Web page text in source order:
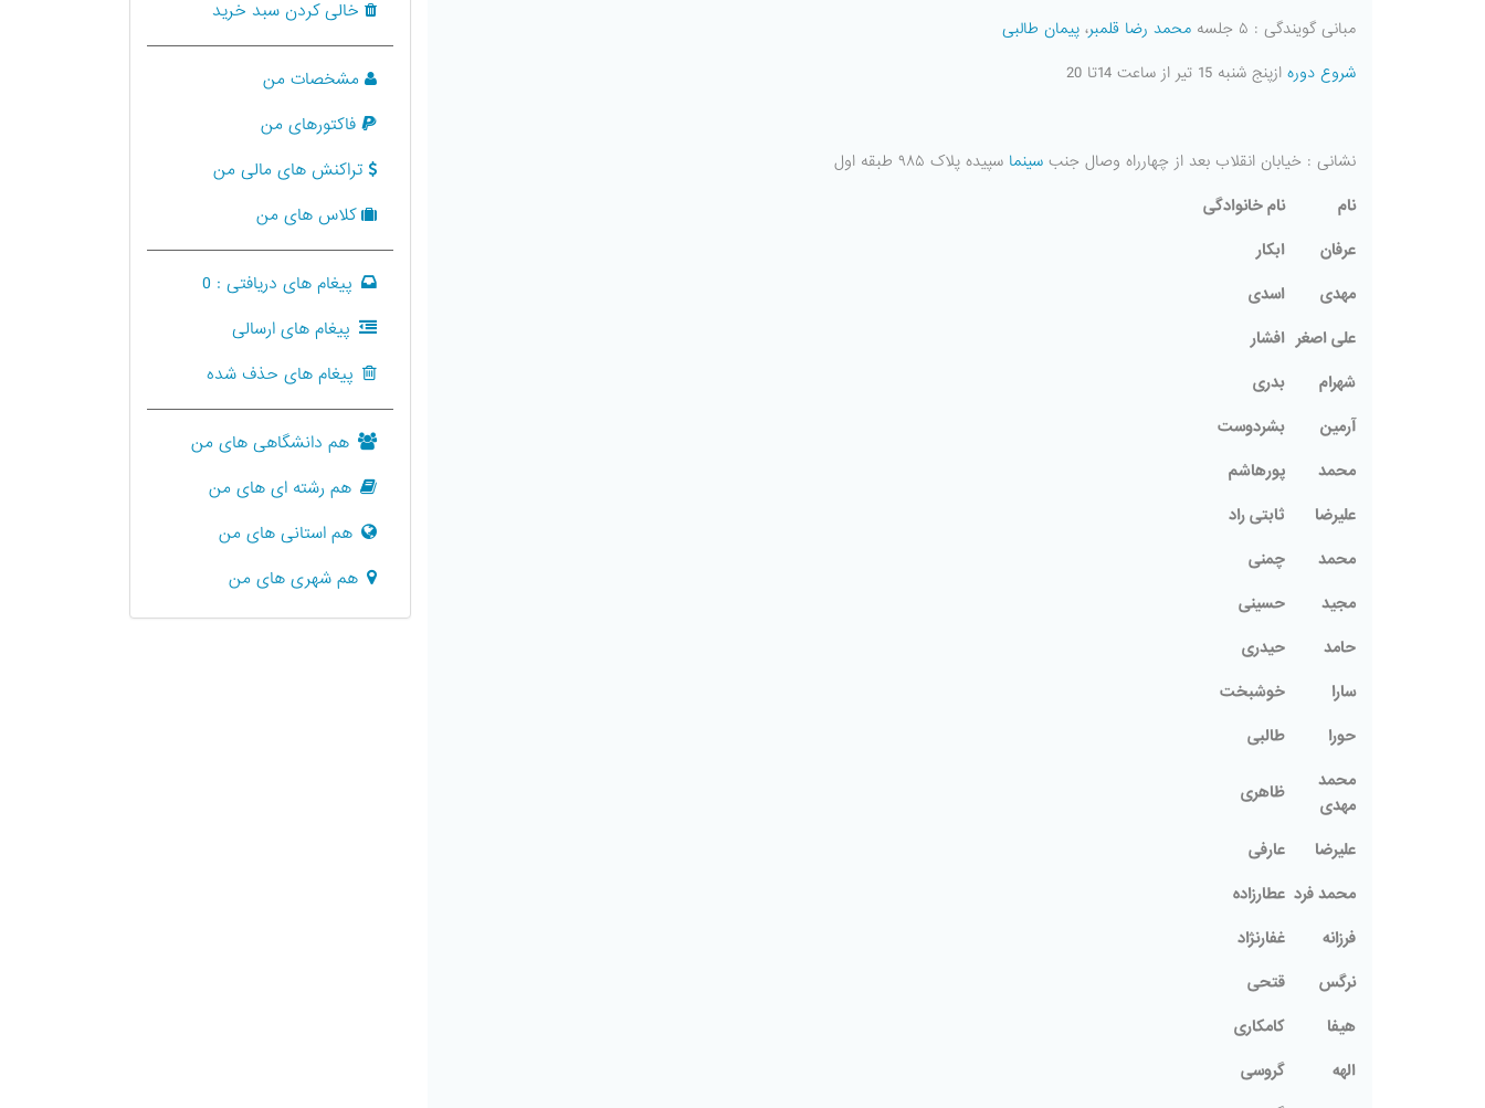
مبانی گویندگی : ۵ جلسه
محمد رضا قلمبر، پیمان طالبی
شروع دوره ازپنج شنبه 15 تیر از ساعت 14تا 20
نشانی : خیابان انقلاب بعد از چهارراه وصال جنب سینما سپیده پلاک ۹۸۵ طبقه اول
نام
نام خانوادگی
عرفان
ابکار
مهدی
اسدی
علی اصغر افشار
شهرام
بدری
آرمین
بشردوست
محمد
پورهاشم
علیرضا
ثابتی راد
محمد
چمنی
مجید
حسینی
حامد
حيدرى
سارا
خوشبخت
حورا
طالبی
محمد
مهدی
ظاهری
علیرضا
عارفی
محمد فرد عطارزاده
فرزانه
غفارنژاد
نرگس
قتحی
هیفا
کامکاری
الهه
گروسی
خالی کردن سبد خرید
مشخصات من
فاکتورهای من
تراکنش های مالی من
کلاس های من
پیغام های دریافتی : 0
پیغام های ارسالی
پیغام های حذف شده
هم دانشگاهی های من
هم رشته ای های من
هم استانی های من
هم شهری های من